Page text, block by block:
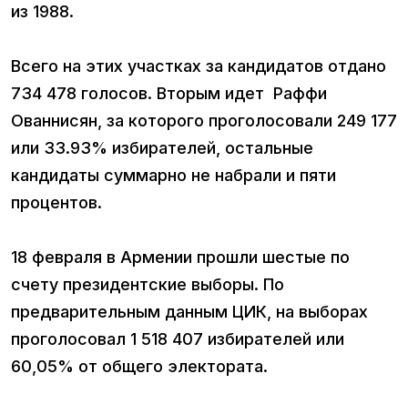
из 1988.
Всего на этих участках за кандидатов отдано
734 478 голосов. Вторым идет Раффи
Ованнисян, за которого проголосовали 249 177
или 33.93% избирателей, остальные
кандидаты суммарно не набрали и пяти
процентов.
18 февраля в Армении прошли шестые по
счету президентские выборы. По
предварительным данным ЦИК, на выборах
проголосовал 1 518 407 избирателей или
60,05% от общего электората.